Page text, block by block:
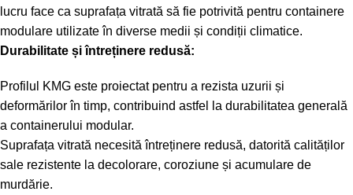
lucru face ca suprafața vitrată să fie potrivită pentru containere
modulare utilizate în diverse medii și condiții climatice.
Durabilitate și întreținere redusă:
Profilul KMG este proiectat pentru a rezista uzurii și
deformărilor în timp, contribuind astfel la durabilitatea generală
a containerului modular.
Suprafața vitrată necesită întreținere redusă, datorită calităților
sale rezistente la decolorare, coroziune și acumulare de
murdărie.